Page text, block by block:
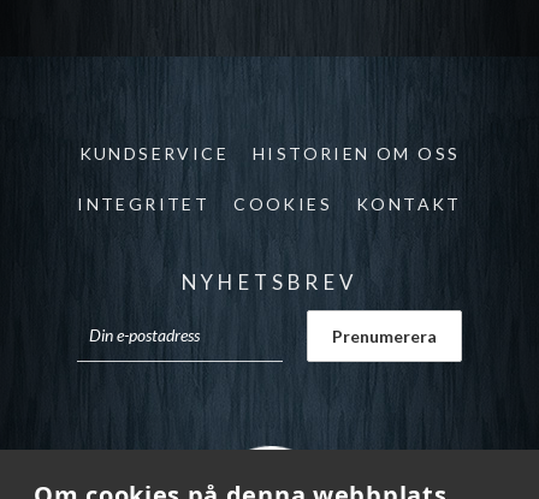
KUNDSERVICE HISTORIEN OM OSS
INTEGRITET COOKIES KONTAKT
NYHETSBREV